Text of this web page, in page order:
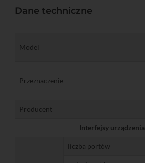
Dane techniczne
Model
Przeznaczenie
Producent
Interfejsy urządzenia
liczba portów